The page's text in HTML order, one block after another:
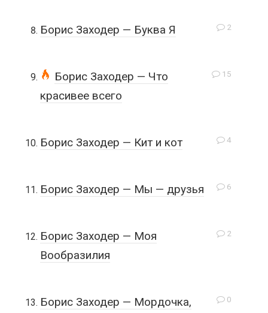
2
Борис Заходер — Буква Я
15
Борис Заходер — Что
красивее всего
4
Борис Заходер — Кит и кот
6
Борис Заходер — Мы — друзья
2
Борис Заходер — Моя
Вообразилия
0
Борис Заходер — Мордочка,